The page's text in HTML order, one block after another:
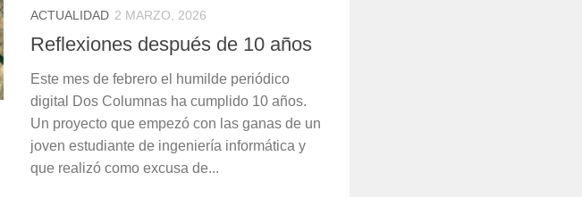
ACTUALIDAD 2 MARZO, 2026
Reflexiones después de 10 años
Este mes de febrero el humilde periódico
digital Dos Columnas ha cumplido 10 años.
Un proyecto que empezó con las ganas de un
joven estudiante de ingeniería informática y
que realizó como excusa de...